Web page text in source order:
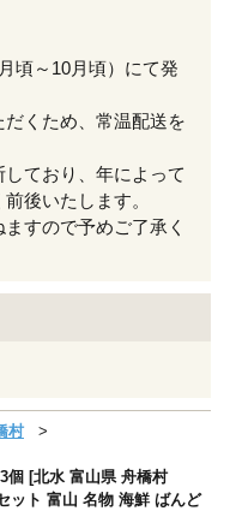
頃～10月頃）にて発
くため、常温配送を
ており、年によって
後いたします。
すので予めご了承く
村
個 [北水 富山県 舟橋村
ット 富山 名物 海鮮 ばんど